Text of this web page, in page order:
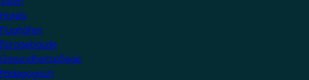
Hotels
Flughäfen
Bürogebäude
Gesundheitspflege
Pädagogisch